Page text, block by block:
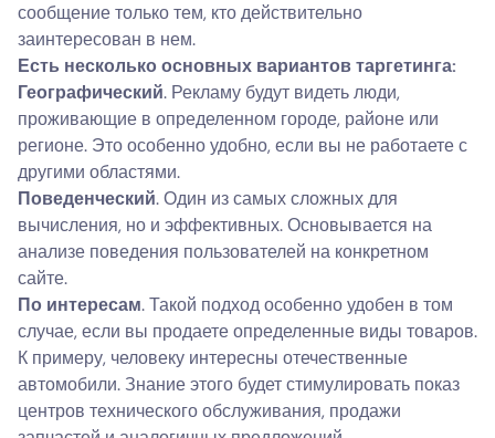
сообщение только тем, кто действительно
заинтересован в нем.
Есть несколько основных вариантов таргетинга:
Географический. Рекламу будут видеть люди,
проживающие в определенном городе, районе или
регионе. Это особенно удобно, если вы не работаете с
другими областями.
Поведенческий. Один из самых сложных для
вычисления, но и эффективных. Основывается на
анализе поведения пользователей на конкретном
сайте.
По интересам. Такой подход особенно удобен в том
случае, если вы продаете определенные виды товаров.
К примеру, человеку интересны отечественные
автомобили. Знание этого будет стимулировать показ
центров технического обслуживания, продажи